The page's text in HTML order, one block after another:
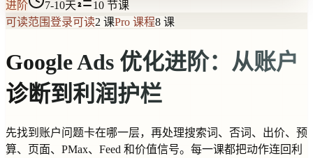
进阶 7-10天 10 节课
可读范围登录可读2 课Pro 课程8 课
Google Ads 优化进阶：从账户
诊断到利润护栏
先找到账户问题卡在哪一层，再处理搜索词、否词、出价、预
算、页面、PMax、Feed 和价值信号。每一课都把动作连回利